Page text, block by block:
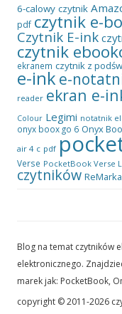
6-calowy czytnik
pdf czytnik e-
Czytnik E-ink
czytnik
ekranem czytnik z
e-ink e-
reader ekran e-
Colour Legimi notatnik
onyx boox go 6 Onyx
air 4 c pdf
Verse PocketBook Verse
czytników
Blog na temat czytników
elektronicznego.
marek jak: PocketBook,
copyright © 2011-2026